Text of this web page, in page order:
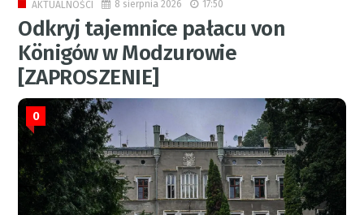
AKTUALNOŚCI 8 sierpnia 2026 17:50
Odkryj tajemnice pałacu von
Königów w Modzurowie
[ZAPROSZENIE]
0